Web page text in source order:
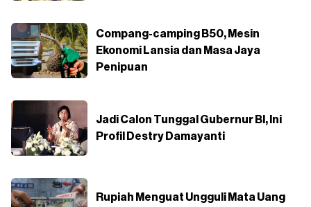
Compang-camping B50, Mesin
Ekonomi Lansia dan Masa Jaya
Penipuan
Jadi Calon Tunggal Gubernur BI, Ini
Profil Destry Damayanti
Rupiah Menguat Ungguli Mata Uang